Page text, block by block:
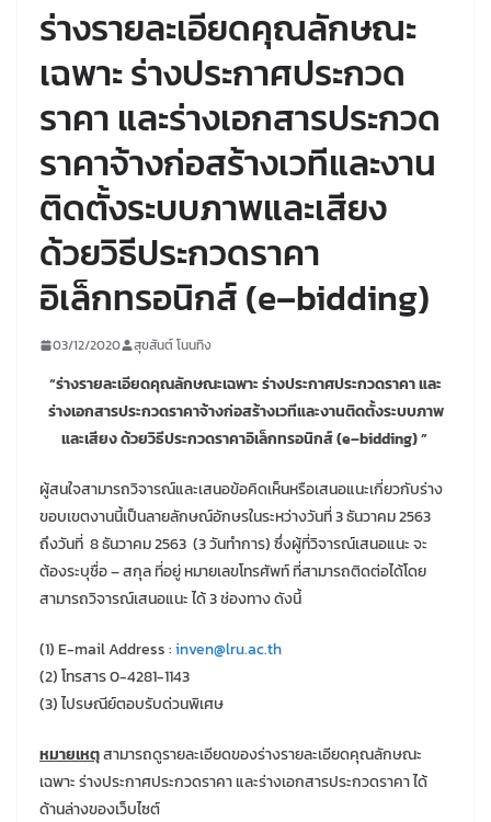
ร่างรายละเอียดคุณลักษณะ
เฉพาะ ร่างประกาศประกวด
ราคา และร่างเอกสารประกวด
ราคาจ้างก่อสร้างเวทีและงาน
ติดตั้งระบบภาพและเสียง
ด้วยวิธีประกวดราคา
อิเล็กทรอนิกส์ (e–bidding)
03/12/2020 สุขสันต์ โนนทิง
“ร่างรายละเอียดคุณลักษณะเฉพาะ ร่างประกาศประกวดราคา และ
ร่างเอกสารประกวดราคาจ้างก่อสร้างเวทีและงานติดตั้งระบบภาพ
และเสียงด้วยวิธีประกวดราคาอิเล็กทรอนิกส์(e–bidding) ”
ผู้สนใจสามารถวิจารณ์และเสนอข้อคิดเห็นหรือเสนอแนะเกี่ยวกับร่าง
ขอบเขตงานนี้เป็นลายลักษณ์อักษรในระหว่างวันที่ 3 ธันวาคม 2563
ถึงวันที่ 8 ธันวาคม 2563 (3 วันทำการ) ซึ่งผู้ที่วิจารณ์เสนอแนะ จะ
ต้องระบุชื่อ – สกุล ที่อยู่ หมายเลขโทรศัพท์ ที่สามารถติดต่อได้โดย
สามารถวิจารณ์เสนอแนะ ได้ 3 ช่องทาง ดังนี้
(1) E-mail Address :inven@lru.ac.th
(2) โทรสาร 0-4281-1143
(3) ไปรษณีย์ตอบรับด่วนพิเศษ
หมายเหตุสามารถดูรายละเอียดของร่างรายละเอียดคุณลักษณะ
เฉพาะ ร่างประกาศประกวดราคา และร่างเอกสารประกวดราคา ได้
ด้านล่างของเว็บไซต์